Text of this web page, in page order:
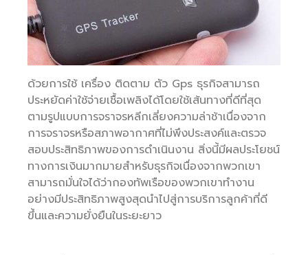
ด้วยการใช้ เครื่อง ติดตาม ตัว Gps ธุรกิจสามารถ
ประหยัดค่าใช้จ่ายเชื้อเพลิงได้โดยใช้เส้นทางที่ดีที่สุด
ตามรูปแบบการจราจรหลีกเลี่ยงความล่าช้าเนื่องจาก
การจราจรหรือสภาพอากาศที่ไม่พึงประสงค์และตรวจ
สอบประสิทธิภาพของการดำเนินงาน สิ่งนี้มีผลประโยชน์
ทางการเงินมากมายสำหรับธุรกิจเนื่องจากพวกเขา
สามารถมั่นใจได้ว่ากองทัพเรือของพวกเขาทำงาน
อย่างมีประสิทธิภาพสูงสุดนำไปสู่การบริการลูกค้าที่ดี
ขึ้นและความยั่งยืนในระยะยาว